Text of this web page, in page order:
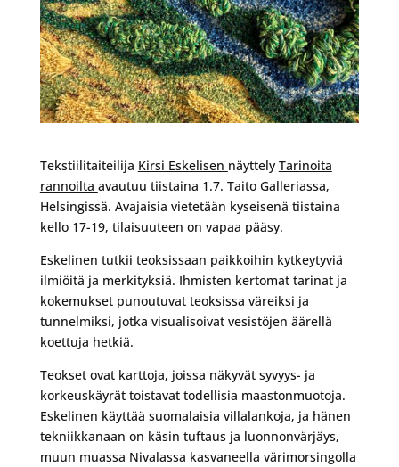
Tekstiilitaiteilija Kirsi Eskelisen näyttely Tarinoita
rannoilta avautuu tiistaina 1.7. Taito Galleriassa,
Helsingissä. Avajaisia vietetään kyseisenä tiistaina
kello 17-19, tilaisuuteen on vapaa pääsy.
Eskelinen tutkii teoksissaan paikkoihin kytkeytyviä
ilmiöitä ja merkityksiä. Ihmisten kertomat tarinat ja
kokemukset punoutuvat teoksissa väreiksi ja
tunnelmiksi, jotka visualisoivat vesistöjen äärellä
koettuja hetkiä.
Teokset ovat karttoja, joissa näkyvät syvyys- ja
korkeuskäyrät toistavat todellisia maastonmuotoja.
Eskelinen käyttää suomalaisia villalankoja, ja hänen
tekniikkanaan on käsin tuftaus ja luonnonvärjäys,
muun muassa Nivalassa kasvaneella värimorsingolla